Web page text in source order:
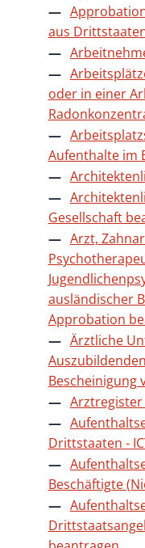
aus
oder in einer
Aufenthalte im
Gesellschaft
Arzt,
ausländischer
Approbation
Ärztliche
Bescheinigung
Drittstaaten -
Beschäftigte